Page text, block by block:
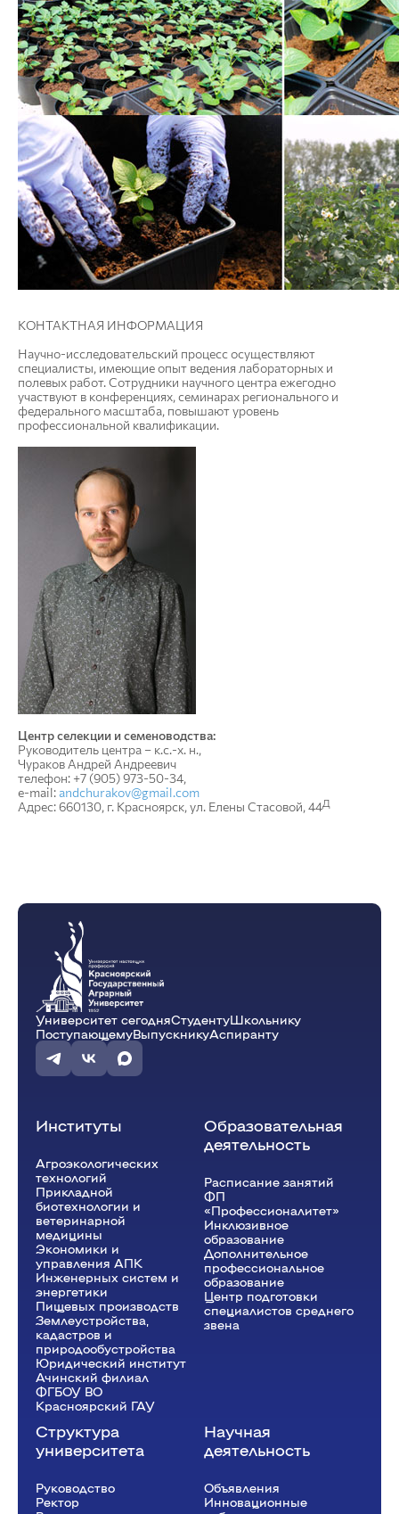
КОНТАКТНАЯ ИНФОРМАЦИЯ
Научно-исследовательский процесс осуществляют
специалисты, имеющие опыт ведения лабораторных и
полевых работ. Сотрудники научного центра ежегодно
участвуют в конференциях, семинарах регионального и
федерального масштаба, повышают уровень
профессиональной квалификации.
Центр селекции и семеноводства:
Руководитель центра – к.с.-х. н.,
Чураков Андрей Андреевич
телефон: +7 (905) 973-50-34,
e-mail:andchurakov@gmail.com
Адрес: 660130, г. Красноярск, ул. Елены Стасовой, 44Д
Университет сегодняСтудентуШкольнику
ПоступающемуВыпускникуАспиранту
Институты
Агроэкологических
технологий
Прикладной
биотехнологии и
ветеринарной
медицины
Экономики и
управления АПК
Инженерных систем и
энергетики
Пищевых производств
Землеустройства,
кадастров и
природообустройства
Юридический институт
Ачинский филиал
ФГБОУ ВО
Красноярский ГАУ
Образовательная
деятельность
Расписание занятий
ФП
«Профессионалитет»
Инклюзивное
образование
Дополнительное
профессиональное
образование
Центр подготовки
специалистов среднего
звена
Структура
университета
Руководство
Ректор
Научная
деятельность
Объявления
Инновационные